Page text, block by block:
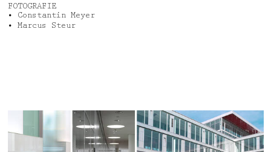
FOTOGRAFIE
• Constantin Meyer
• Marcus Steur